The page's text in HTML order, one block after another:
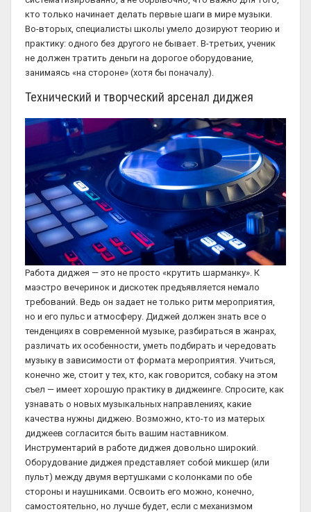
кто только начинает делать первые шаги в мире музыки.
Во-вторых, специалисты школы умело дозируют теорию и
практику: одного без другого не бывает. В-третьих, ученик
не должен тратить деньги на дорогое оборудование,
занимаясь «на стороне» (хотя бы поначалу).
Технический и творческий арсенал диджея
Работа диджея — это не просто «крутить шарманку». К
маэстро вечеринок и дискотек предъявляется немало
требований. Ведь он задает не только ритм мероприятия,
но и его пульс и атмосферу. Диджей должен знать все о
тенденциях в современной музыке, разбираться в жанрах,
различать их особенности, уметь подбирать и чередовать
музыку в зависимости от формата мероприятия. Учиться,
конечно же, стоит у тех, кто, как говорится, собаку на этом
съел — имеет хорошую практику в диджеинге. Спросите, как
узнавать о новых музыкальных направлениях, какие
качества нужны диджею. Возможно, кто-то из матерых
диджеев согласится быть вашим наставником.
Инструментарий в работе диджея довольно широкий.
Оборудование диджея представляет собой микшер (или
пульт) между двумя вертушками с колонками по обе
стороны и наушниками. Освоить его можно, конечно,
самостоятельно, но лучше будет, если с механизмом